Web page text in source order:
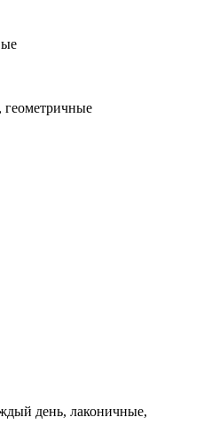
геометричные
день, лаконичные,